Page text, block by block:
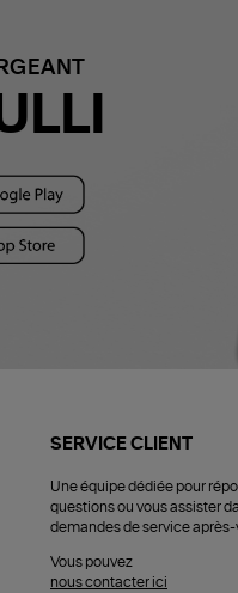
SERVICE CLIENT
Une équipe dédiée pour
questions ou vous assister
demandes de service après-
Vous pouvez
nous contacter ici